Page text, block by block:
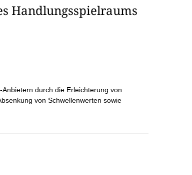
Handlungsspielraums
durch die Erleichterung von
von Schwellenwerten sowie